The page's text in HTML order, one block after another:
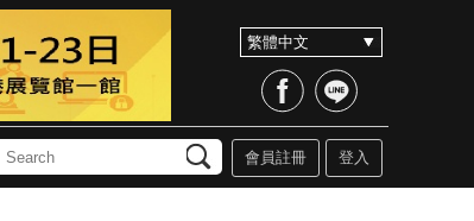
登入
會員註冊